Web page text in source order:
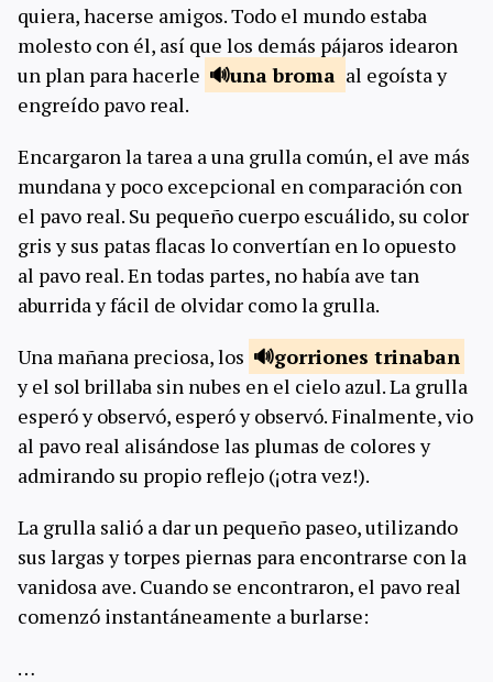
quiera, hacerse amigos. Todo el mundo estaba
molesto con él, así que los demás pájaros idearon
un plan para hacerle
unabroma al egoísta y
engreído pavo real.
Encargaron la tarea a una grulla común, el ave más
mundana y poco excepcional en comparación con
el pavo real. Su pequeño cuerpo escuálido, su color
gris y sus patas flacas lo convertían en lo opuesto
al pavo real. En todas partes, no había ave tan
aburrida y fácil de olvidar como la grulla.
Una mañana preciosa, los
gorriones trinaban
y el sol brillaba sin nubes en el cielo azul. La grulla
esperó y observó, esperó y observó. Finalmente, vio
al pavo real alisándose las plumas de colores y
admirando su propio reflejo (¡otra vez!).
La grulla salió a dar un pequeño paseo, utilizando
sus largas y torpes piernas para encontrarse con la
vanidosa ave. Cuando se encontraron, el pavo real
comenzó instantáneamente a burlarse:
…